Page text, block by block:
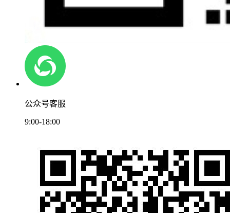
公众号客服
9:00-18:00